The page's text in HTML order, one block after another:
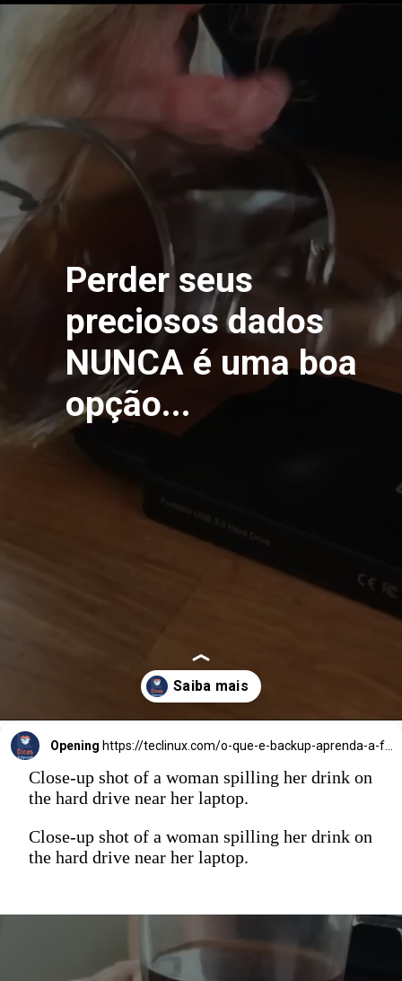
Perder seus
preciosos dados
NUNCA é uma boa
opção...
Opening
Close-up shot of a woman spilling her drink on
the hard drive near her laptop.
Close-up shot of a woman spilling her drink on
the hard drive near her laptop.